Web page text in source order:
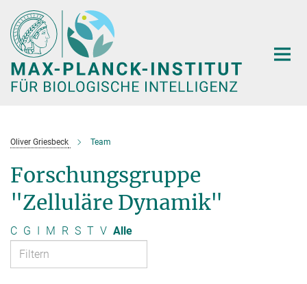
Hauptinhalt
Oliver Griesbeck Team
Forschungsgruppe
"Zelluläre Dynamik"
C G I M R S T V Alle